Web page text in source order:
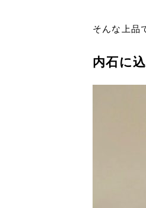
そんな上品
内石に